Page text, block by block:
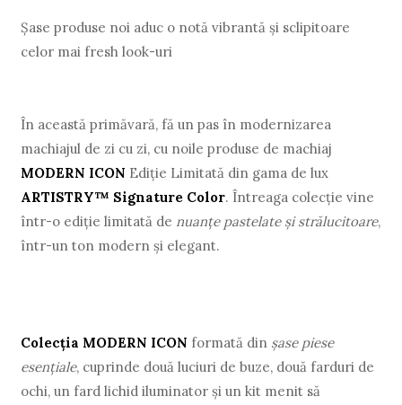
Șase produse noi aduc o notă vibrantă și sclipitoare
celor mai fresh look-uri
În această primăvară, fă un pas în modernizarea
machiajul de zi cu zi, cu noile produse de machiaj
MODERN ICON Ediție Limitată din gama de lux
ARTISTRY™ Signature Color. Întreaga colecție vine
într-o ediție limitată de nuanțe pastelate și strălucitoare,
într-un ton modern și elegant.
Colecția MODERN ICON formată din șase piese
esențiale, cuprinde două luciuri de buze, două farduri de
ochi, un fard lichid iluminator și un kit menit să